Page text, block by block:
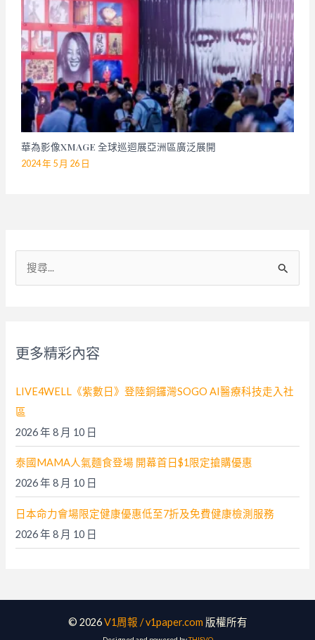
華為影像XMAGE 全球巡迴展亞洲區廣泛展開
2024 年 5 月 26 日
:
更多精彩內容
LIVE4WELL《紫數日》登陸銅鑼灣SOGO AI醫療科技走入社
區
2026 年 8 月 10 日
泰國MAMA人氣麵食登場 開幕首日$1限定搶購優惠
2026 年 8 月 10 日
日本命力會場限定健康優惠低至7折及免費健康檢測服務
2026 年 8 月 10 日
© 2026V1周報 / v1paper.com 版權所有